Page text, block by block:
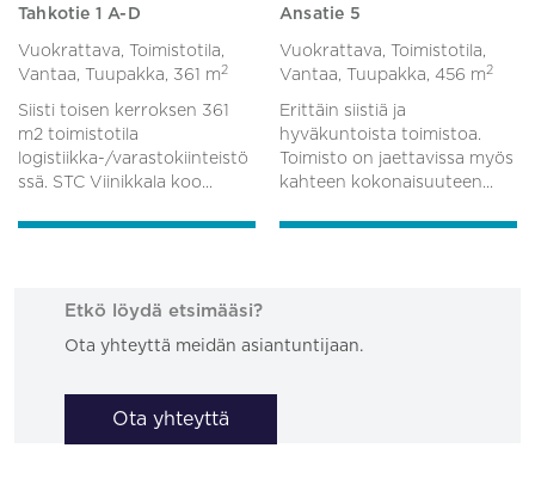
Tahkotie 1 A-D
Vuokrattava, Toimistotila,
Vantaa, Tuupakka, 361 m2
Siisti toisen kerroksen 361
m2 toimistotila
logistiikka-/varastokiinteistö
ssä. STC Viinikkala koo...
Ansatie 5
Vuokrattava, Toimistotila,
Vantaa, Tuupakka, 456 m2
Erittäin siistiä ja
hyväkuntoista toimistoa.
Toimisto on jaettavissa myös
kahteen kokonaisuuteen...
Etkö löydä etsimääsi?
Ota yhteyttä meidän asiantuntijaan.
Ota yhteyttä